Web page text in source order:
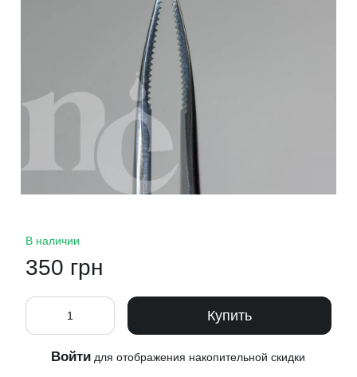
В наличии
350 грн
Купить
Войти для отображения накопительной скидки